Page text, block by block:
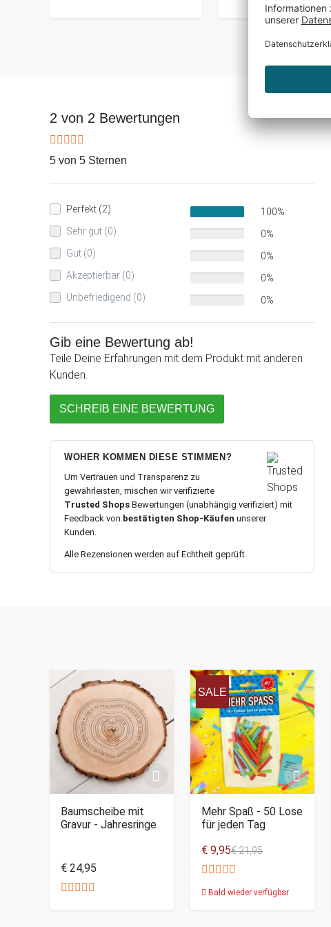
2 von 2 Bewertungen
5 von 5 Sternen
Perfekt (2)
100%
Sehr gut (0)
0%
Gut (0)
0%
Akzeptierbar (0)
0%
Unbefriedigend (0)
0%
Gib eine Bewertung ab!
Teile Deine Erfahrungen mit dem Produkt mit anderen
Kunden.
SCHREIB EINE BEWERTUNG
WOHER KOMMEN DIESE STIMMEN?
Um Vertrauen und Transparenz zu
gewährleisten, mischen wir verifizierte
Trusted Shops Bewertungen (unabhängig verifiziert) mit
Feedback von bestätigten Shop-Käufen unserer
Kunden.
Alle Rezensionen werden auf Echtheit geprüft.
Baumscheibe mit
Gravur - Jahresringe
€ 24,95
SALE
Mehr Spaß - 50 Lose
für jeden Tag
€ 9,95€ 21,95
Bald wieder verfügbar